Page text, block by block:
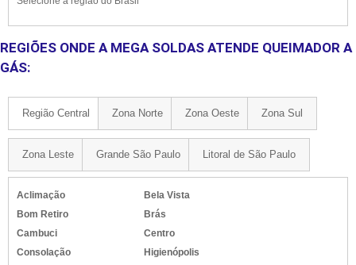
REGIÕES ONDE A MEGA SOLDAS ATENDE QUEIMADOR A
GÁS:
Região Central Zona Norte Zona Oeste Zona Sul
Zona Leste Grande São Paulo Litoral de São Paulo
Aclimação
Bela Vista
Bom Retiro
Brás
Cambuci
Centro
Consolação
Higienópolis